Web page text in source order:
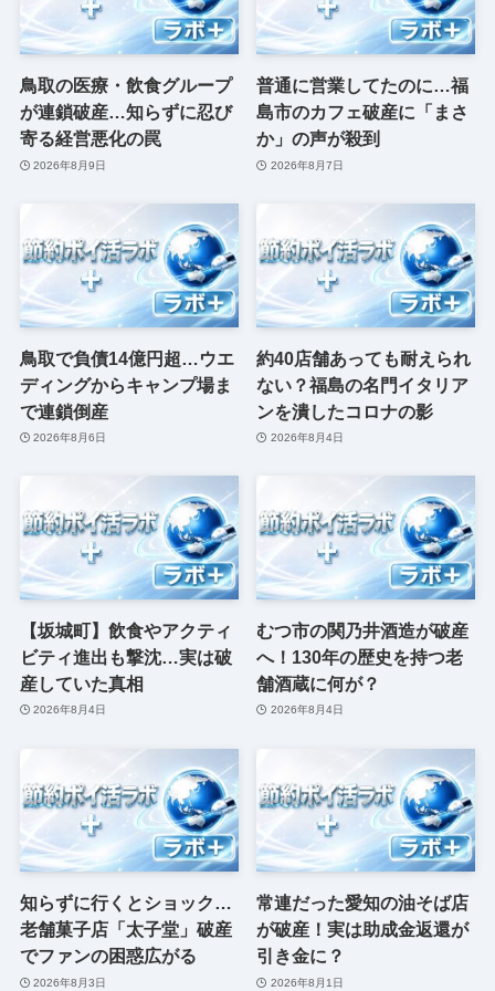
鳥取の医療・飲食グループ
が連鎖破産…知らずに忍び
寄る経営悪化の罠
2026年8月9日
普通に営業してたのに…福
島市のカフェ破産に「まさ
か」の声が殺到
2026年8月7日
鳥取で負債14億円超…ウエ
ディングからキャンプ場ま
で連鎖倒産
2026年8月6日
約40店舗あっても耐えられ
ない？福島の名門イタリア
ンを潰したコロナの影
2026年8月4日
【坂城町】飲食やアクティ
ビティ進出も撃沈…実は破
産していた真相
2026年8月4日
むつ市の関乃井酒造が破産
へ！130年の歴史を持つ老
舗酒蔵に何が？
2026年8月4日
知らずに行くとショック…
老舗菓子店「太子堂」破産
でファンの困惑広がる
2026年8月3日
常連だった愛知の油そば店
が破産！実は助成金返還が
引き金に？
2026年8月1日